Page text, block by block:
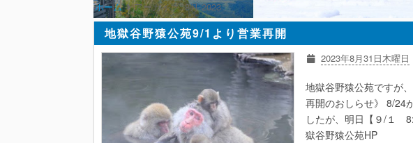
ホーム アーカイブ:8月 2023
地獄谷野猿公苑9/1より営業再開
2023年8月31日木曜日
地獄谷野猿公苑ですが
再開のおしらせ》 8/24
したが、明日【９/１
獄谷野猿公苑HP